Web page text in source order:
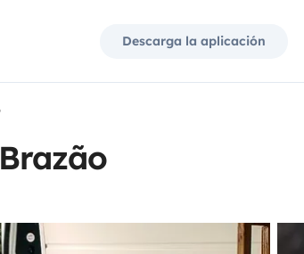
Descarga la aplicación